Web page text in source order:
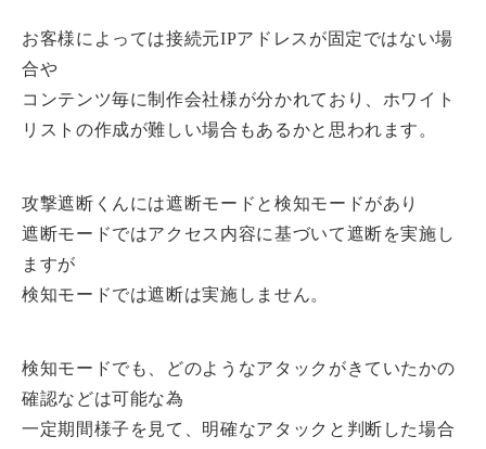
お客様によっては接続元IPアドレスが固定ではない場
合や
コンテンツ毎に制作会社様が分かれており、ホワイト
リストの作成が難しい場合もあるかと思われます。
攻撃遮断くんには遮断モードと検知モードがあり
遮断モードではアクセス内容に基づいて遮断を実施し
ますが
検知モードでは遮断は実施しません。
検知モードでも、どのようなアタックがきていたかの
確認などは可能な為
一定期間様子を見て、明確なアタックと判断した場合